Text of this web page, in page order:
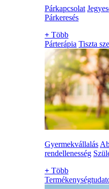
Párkapcsolat
Párkeresés
+ Több
Párterápia Tiszta
Gyermekvállalás
rendellenesség
+ Több